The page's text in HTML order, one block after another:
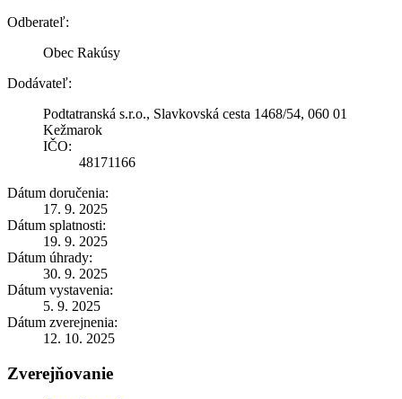
Odberateľ:
Obec Rakúsy
Dodávateľ:
Podtatranská s.r.o., Slavkovská cesta 1468/54, 060 01
Kežmarok
IČO:
48171166
Dátum doručenia:
17. 9. 2025
Dátum splatnosti:
19. 9. 2025
Dátum úhrady:
30. 9. 2025
Dátum vystavenia:
5. 9. 2025
Dátum zverejnenia:
12. 10. 2025
Zverejňovanie